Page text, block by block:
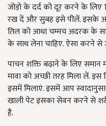
जोड़ो के दर्द को दूर करने के लिए
रख दें और सुबह इसे पीलें. इसके
तिल को आधा चम्मच अदरक के
के साथ लेना चाहिए. ऐसा करने से
पाचन शक्ति बढ़ाने के लिए समान
मावा को अच्छी तरह मिला लें. इस
इसमें मिलाएं. इसमें आप
खाली पेट इसका सेवन करने से
है.